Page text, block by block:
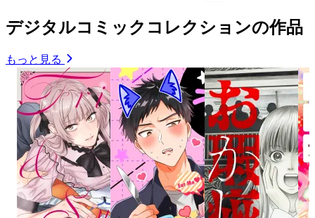
デジタルコミックコレクションの作品
もっと見る